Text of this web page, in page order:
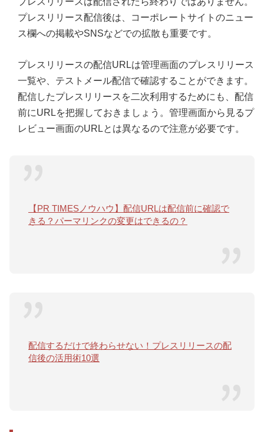
プレスリリース配信後は、コーポレートサイトのニュー
ス欄への掲載やSNSなどでの拡散も重要です。
プレスリリースの配信URLは管理画面のプレスリリース
一覧や、テストメール配信で確認することができます。
配信したプレスリリースを二次利用するためにも、配信
前にURLを把握しておきましょう。管理画面から見るプ
レビュー画面のURLとは異なるので注意が必要です。
【PR TIMESノウハウ】配信URLは配信前に確認で
きる？パーマリンクの変更はできるの？
配信するだけで終わらせない！プレスリリースの配
信後の活用術10選